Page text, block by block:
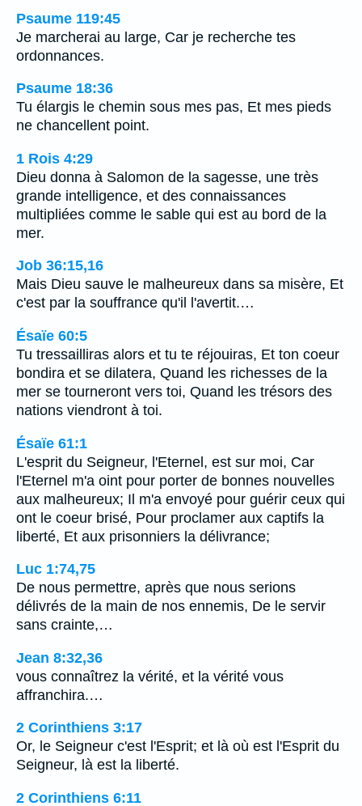
Psaume 119:45
Je marcherai au large, Car je recherche tes
ordonnances.
Psaume 18:36
Tu élargis le chemin sous mes pas, Et mes pieds
ne chancellent point.
1 Rois 4:29
Dieu donna à Salomon de la sagesse, une très
grande intelligence, et des connaissances
multipliées comme le sable qui est au bord de la
mer.
Job 36:15,16
Mais Dieu sauve le malheureux dans sa misère, Et
c'est par la souffrance qu'il l'avertit.…
Ésaïe 60:5
Tu tressailliras alors et tu te réjouiras, Et ton coeur
bondira et se dilatera, Quand les richesses de la
mer se tourneront vers toi, Quand les trésors des
nations viendront à toi.
Ésaïe 61:1
L'esprit du Seigneur, l'Eternel, est sur moi, Car
l'Eternel m'a oint pour porter de bonnes nouvelles
aux malheureux; Il m'a envoyé pour guérir ceux qui
ont le coeur brisé, Pour proclamer aux captifs la
liberté, Et aux prisonniers la délivrance;
Luc 1:74,75
De nous permettre, après que nous serions
délivrés de la main de nos ennemis, De le servir
sans crainte,…
Jean 8:32,36
vous connaîtrez la vérité, et la vérité vous
affranchira.…
2 Corinthiens 3:17
Or, le Seigneur c'est l'Esprit; et là où est l'Esprit du
Seigneur, là est la liberté.
2 Corinthiens 6:11